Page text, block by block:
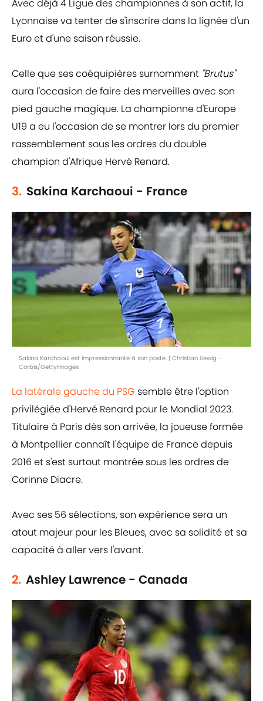
Avec déjà 4 Ligue des championnes à son actif, la
Lyonnaise va tenter de s'inscrire dans la lignée d'un
Euro et d'une saison réussie.
Celle que ses coéquipières surnomment "Brutus"
aura l'occasion de faire des merveilles avec son
pied gauche magique. La championne d'Europe
U19 a eu l'occasion de se montrer lors du premier
rassemblement sous les ordres du double
champion d'Afrique Hervé Renard.
3. Sakina Karchaoui - France
Sakina Karchaoui est impressionnante à son poste. | Christian Liewig -
Corbis/GettyImages
La latérale gauche du PSG semble être l'option
privilégiée d'Hervé Renard pour le Mondial 2023.
Titulaire à Paris dès son arrivée, la joueuse formée
à Montpellier connaît l'équipe de France depuis
2016 et s'est surtout montrée sous les ordres de
Corinne Diacre.
Avec ses 56 sélections, son expérience sera un
atout majeur pour les Bleues, avec sa solidité et sa
capacité à aller vers l'avant.
2. Ashley Lawrence - Canada